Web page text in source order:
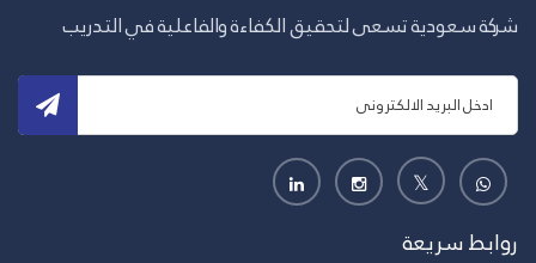
شركة سعودية تسعى لتحقيق الكفاءة والفاعلية في التدريب
روابط سريعة